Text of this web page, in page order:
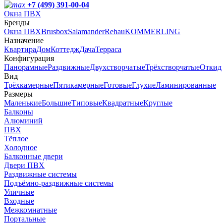
+7 (499) 391-00-04
Окна ПВХ
Бренды
Окна ПВХBrusboxSalamanderRehauKOMMERLING
Назначение
КвартираДомКоттеджДачаТерраса
Конфигурация
ПанорамныеРаздвижныеДвухстворчатыеТрёхстворчатые
Вид
ТрёхкамерныеПятикамерныеГотовыеГлухиеЛаминированные
Размеры
МаленькиеБольшиеТиповыеКвадратныеКруглые
Балконы
Алюминий
ПВХ
Тёплое
Холодное
Балконные двери
Двери ПВХ
Раздвижные системы
Подъёмно-раздвижные системы
Уличные
Входные
Межкомнатные
Портальные